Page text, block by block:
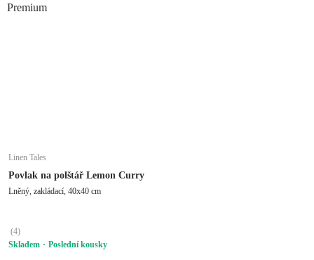
Premium
Linen Tales
Povlak na polštář Lemon Curry
Lněný, zakládací, 40x40 cm
(4)
Skladem
Poslední kousky